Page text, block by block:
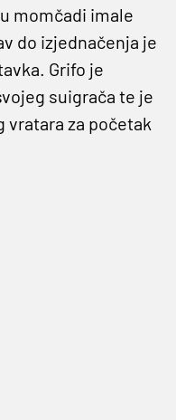
momčadi imale
do izjednačenja je
Grifo je
suigrača te je
vratara za početak